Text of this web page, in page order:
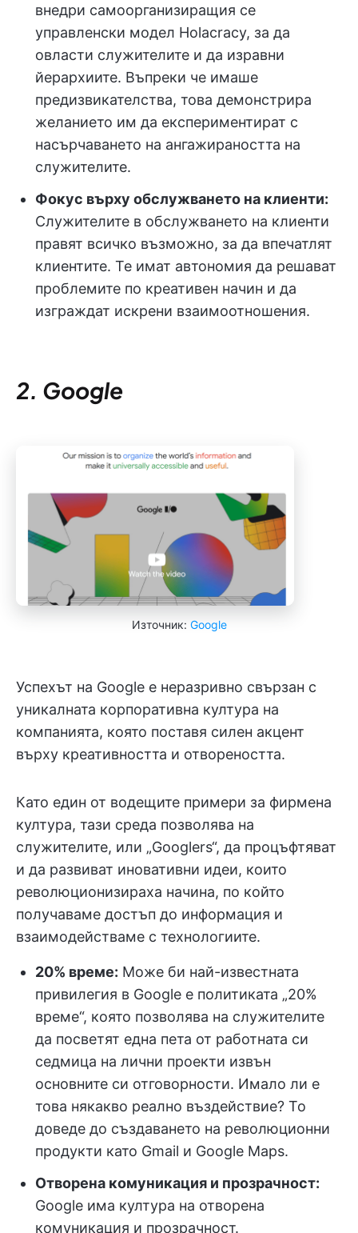
внедри самоорганизиращия се
управленски модел Holacracy, за да
овласти служителите и да изравни
йерархиите. Въпреки че имаше
предизвикателства, това демонстрира
желанието им да експериментират с
насърчаването на ангажираността на
служителите.
Фокус върху обслужването на клиенти:
Служителите в обслужването на клиенти
правят всичко възможно, за да впечатлят
клиентите. Те имат автономия да решават
проблемите по креативен начин и да
изграждат искрени взаимоотношения.
2. Google
Източник: Google
Успехът на Google е неразривно свързан с
уникалната корпоративна култура на
компанията, която поставя силен акцент
върху креативността и отвореността.
Като един от водещите примери за фирмена
култура, тази среда позволява на
служителите, или „Googlers“, да процъфтяват
и да развиват иновативни идеи, които
революционизираха начина, по който
получаваме достъп до информация и
взаимодействаме с технологиите.
20% време: Може би най-известната
привилегия в Google е политиката „20%
време“, която позволява на служителите
да посветят една пета от работната си
седмица на лични проекти извън
основните си отговорности. Имало ли е
това някакво реално въздействие? То
доведе до създаването на революционни
продукти като Gmail и Google Maps.
Отворена комуникация и прозрачност:
Google има култура на отворена
комуникация и прозрачност.